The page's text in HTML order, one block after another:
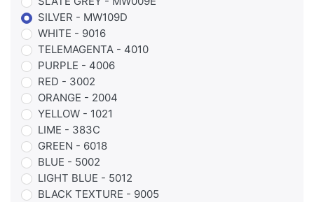
SILVER - MW109D
WHITE - 9016
TELEMAGENTA - 4010
PURPLE - 4006
RED - 3002
ORANGE - 2004
YELLOW - 1021
LIME - 383C
GREEN - 6018
BLUE - 5002
LIGHT BLUE - 5012
BLACK TEXTURE - 9005